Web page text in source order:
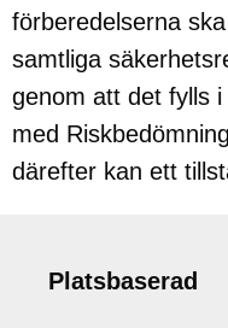
förberedelserna
samtliga
genom att det fylls
med
därefter kan ett
Platsbaserad